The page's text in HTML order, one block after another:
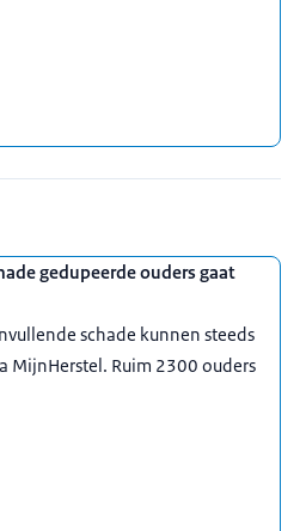
gedupeerde ouders gaat
schade kunnen steeds
MijnHerstel. Ruim 2300 ouders